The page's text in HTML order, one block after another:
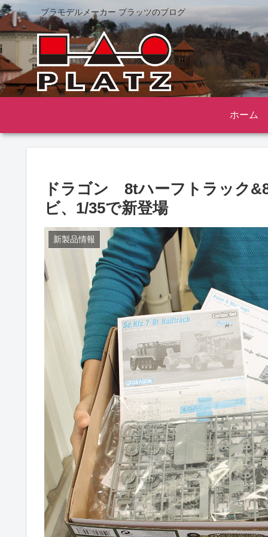
プラモデルメーカー プラッツのブログ
ホーム
ドラゴン 8tハーフトラック
ビ、1/35で新登場
新製品情報